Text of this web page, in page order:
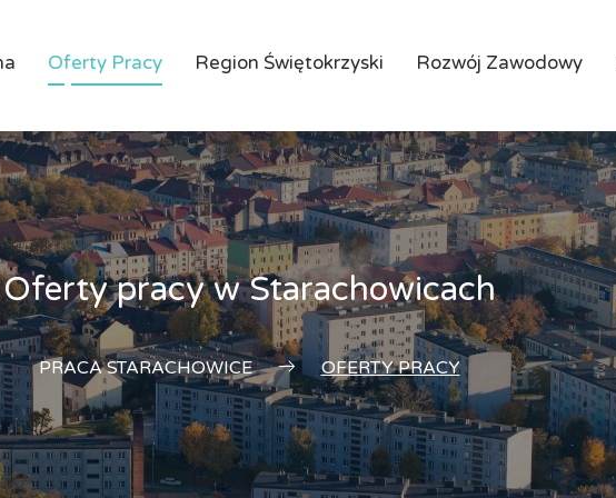
Oferty Pracy Region Świętokrzyski Rozwój Zawodowy
Oferty pracy w Starachowicach
PRACA STARACHOWICE OFERTY PRACY